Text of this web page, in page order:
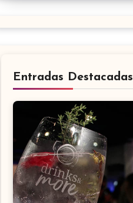
Entradas Destacadas